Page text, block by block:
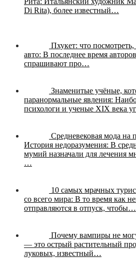
Di Rita), более известный…
Пхукет: что посмотреть,
авто: В последнее время
спрашивают про…
Знаменитые учёные,
паранормальные явления:
психологи и ученые XIX века
Средневековая мода на
История недоразумения: В
мумий назначали для лечения
…
10 самых мрачных
со всего мира: В то время как
отправляются в отпуск, чтобы…
Почему вампиры не
— это острый растительный
луковых, известный…